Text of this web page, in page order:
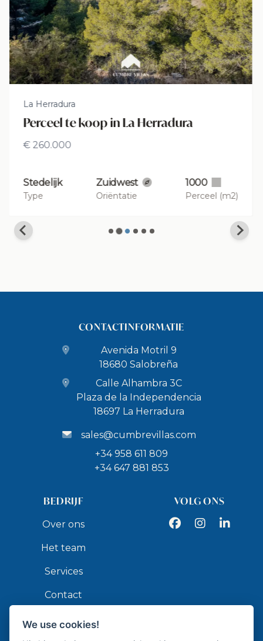
Salobreña
Perceel te koop in Salobreña
€ 197.000
Stedelijk
Type
Property.
Oriëntatie
887
Perceel (m2)
CONTACTINFORMATIE
Avenida Motril 9
18680 Salobreña
Calle Alhambra 3C
Plaza de la Independencia
18697 La Herradura
sales@cumbrevillas.com
+34 958 611 809
+34 647 881 853
BEDRIJF
Over ons
Het team
Services
Contact
VOLG ONS
FacebookInstagramLinkedIn
We use cookies!